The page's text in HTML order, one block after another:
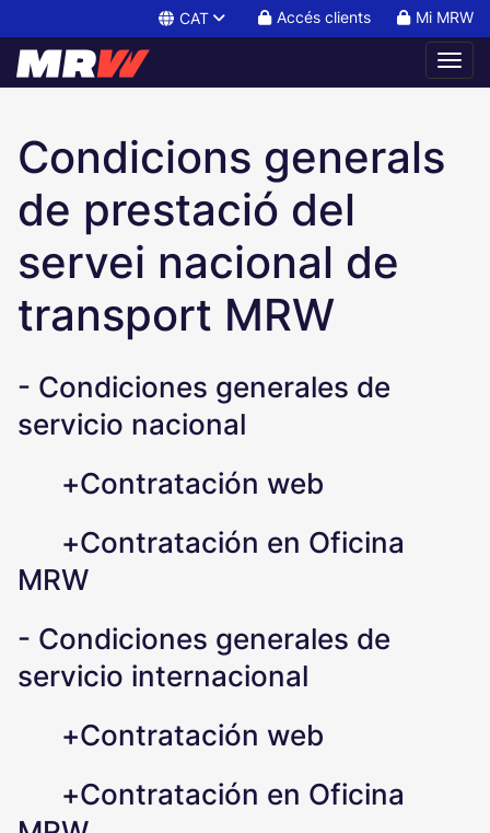
CAT Accés clients Mi MRW
Condicions de venda
Condicions generals
de prestació del
servei nacional de
transport MRW
- Condiciones generales de
servicio nacional
+Contratación web
+Contratación en Oficina
MRW
- Condiciones generales de
servicio internacional
+Contratación web
+Contratación en Oficina